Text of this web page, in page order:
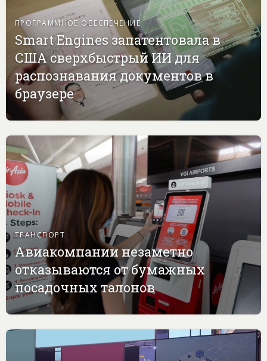
ПРОГРАММНОЕ ОБЕСПЕЧЕНИЕ
Smart Engines запатентовала в
США сверхбыстрый ИИ для
распознавания документов в
браузере
ТРАНСПОРТ
Авиакомпании незаметно
отказываются от бумажных
посадочных талонов